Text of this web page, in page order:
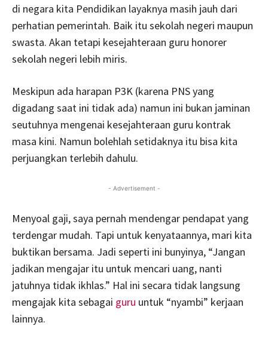
di negara kita Pendidikan layaknya masih jauh dari
perhatian pemerintah. Baik itu sekolah negeri maupun
swasta. Akan tetapi kesejahteraan guru honorer
sekolah negeri lebih miris.
Meskipun ada harapan P3K (karena PNS yang
digadang saat ini tidak ada) namun ini bukan jaminan
seutuhnya mengenai kesejahteraan guru kontrak
masa kini. Namun bolehlah setidaknya itu bisa kita
perjuangkan terlebih dahulu.
- Advertisement -
Menyoal gaji, saya pernah mendengar pendapat yang
terdengar mudah. Tapi untuk kenyataannya, mari kita
buktikan bersama. Jadi seperti ini bunyinya, “Jangan
jadikan mengajar itu untuk mencari uang, nanti
jatuhnya tidak ikhlas.” Hal ini secara tidak langsung
mengajak kita sebagai guru untuk “nyambi” kerjaan
lainnya.